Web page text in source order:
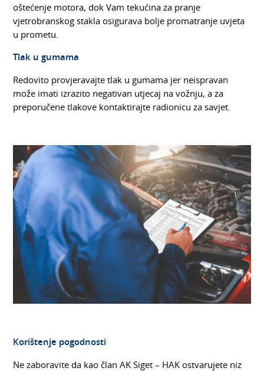
oštećenje motora, dok Vam tekućina za pranje
vjetrobranskog stakla osigurava bolje promatranje uvjeta
u prometu.
Tlak u gumama
Redovito provjeravajte tlak u gumama jer neispravan
može imati izrazito negativan utjecaj na vožnju, a za
preporučene tlakove kontaktirajte radionicu za savjet.
Korištenje pogodnosti
Ne zaboravite da kao član AK Siget – HAK ostvarujete niz